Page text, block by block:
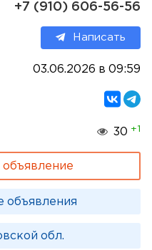
+7 (910) 606-56-56
Написать
03.06.2026 в 09:59
30 +1
объявления
обл.